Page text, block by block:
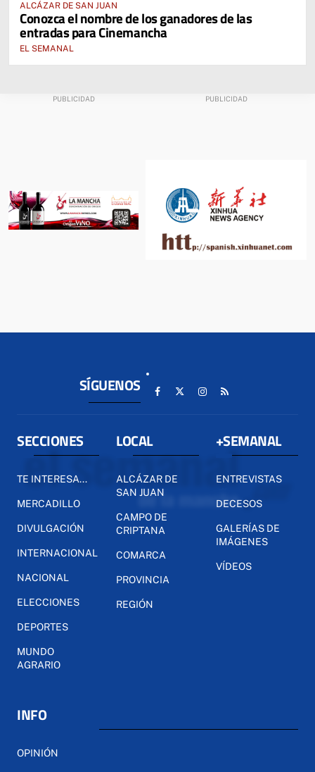
ALCÁZAR DE SAN JUAN
Conozca el nombre de los ganadores de las
entradas para Cinemancha
EL SEMANAL
SÍGUENOS
SECCIONES
TE INTERESA...
MERCADILLO
DIVULGACIÓN
INTERNACIONAL
NACIONAL
ELECCIONES
DEPORTES
MUNDO
AGRARIO
LOCAL
ALCÁZAR DE
SAN JUAN
CAMPO DE
CRIPTANA
COMARCA
PROVINCIA
REGIÓN
+SEMANAL
ENTREVISTAS
DECESOS
GALERÍAS DE
IMÁGENES
VÍDEOS
INFO
OPINIÓN